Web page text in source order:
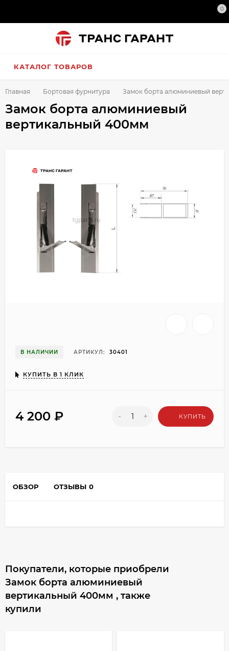
0
КАТАЛОГ ТОВАРОВ
Главная Бортовая фурнитура Замок борта алюминиевый
Замок борта алюминиевый
вертикальный 400мм
В НАЛИЧИИ АРТИКУЛ: 30401
КУПИТЬ В 1 КЛИК
4 200 ₽ - + КУПИТЬ
ОБЗОР ОТЗЫВЫ 0
Покупатели, которые приобрели
Замок борта алюминиевый
вертикальный 400мм , также
купили